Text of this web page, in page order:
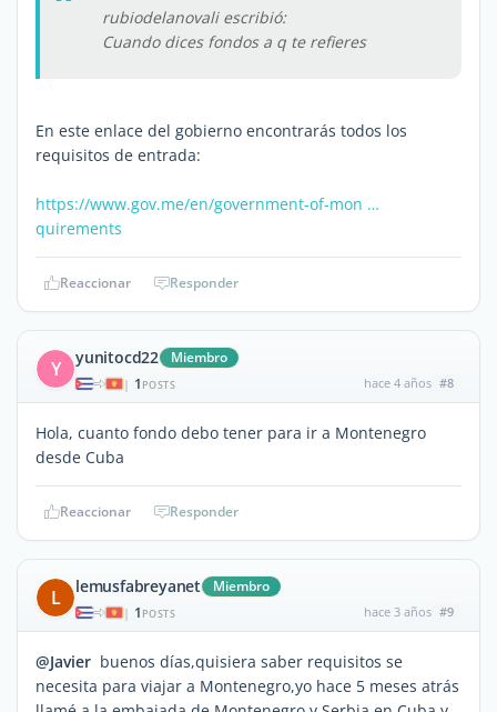
rubiodelanovali escribió:
Cuando dices fondos a q te refieres
En este enlace del gobierno encontrarás todos los
requisitos de entrada:
https://www.gov.me/en/government-of-mon …
quirements
Reaccionar Responder
Y yunitocd22 Miembro
| 1 POSTS hace 4 años #8
Hola, cuanto fondo debo tener para ir a Montenegro
desde Cuba
Reaccionar Responder
L lemusfabreyanet Miembro
| 1 POSTS hace 3 años #9
@Javier buenos días,quisiera saber requisitos se
necesita para viajar a Montenegro,yo hace 5 meses atrás